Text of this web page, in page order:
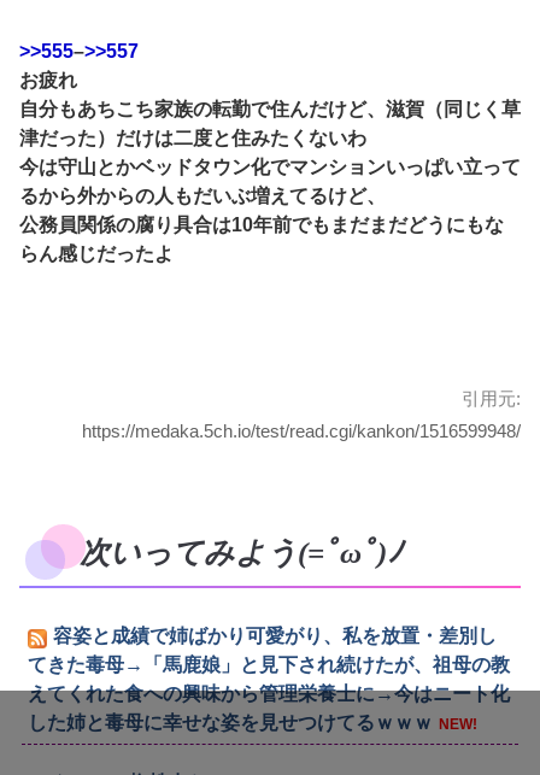
>>555–>>557
お疲れ
自分もあちこち家族の転勤で住んだけど、滋賀（同じく草
津だった）だけは二度と住みたくないわ
今は守山とかベッドタウン化でマンションいっぱい立って
るから外からの人もだいぶ増えてるけど、
公務員関係の腐り具合は10年前でもまだまだどうにもな
らん感じだったよ
引用元:
https://medaka.5ch.io/test/read.cgi/kankon/1516599948/
次いってみよう(=ﾟωﾟ)ﾉ
容姿と成績で姉ばかり可愛がり、私を放置・差別し
てきた毒母→「馬鹿娘」と見下され続けたが、祖母の教
えてくれた食への興味から管理栄養士に→今はニート化
した姉と毒母に幸せな姿を見せつけてるｗｗｗ
NEW!